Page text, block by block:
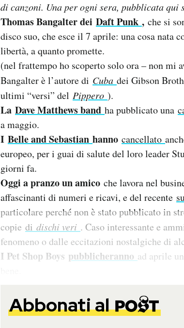
di canzoni. Una per ogni sera, pubblicata qui
Thomas Bangalter dei Daft Punk , che si
disco suo, che esce il 7 aprile: una cosa nata
libertà, a quanto promette.
(nel frattempo ho scoperto solo ora – non mi
Bangalter è l’autore di Cuba dei Gibson
ultimi “versi” del Pippero ).
La Dave Matthews band ha pubblicato una
a maggio.
I Belle and Sebastian hanno cancellato
europeo, per i guai di salute del loro leader
giorni fa.
Oggi a pranzo un amico che lavora nel
affascinanti di numeri e ricavi, e del recente
particolare perché non è stato pubblicato in
copie di dischi veri . Caso interessante e
fenomeno o dalle eccitazioni nostalgiche di
I Pet Shop Boys pubblicheranno ad aprile
Abbonati al